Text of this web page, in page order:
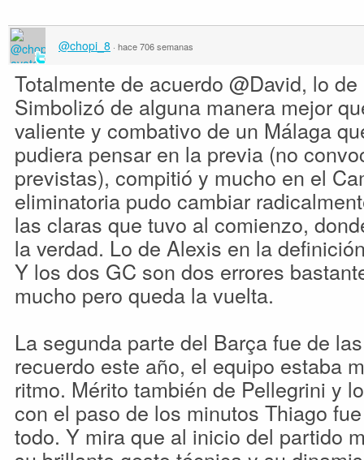
@chopi_8 · hace 706 semanas
Totalmente de acuerdo @David, lo
Simbolizó de alguna manera mejor
valiente y combativo de un Málaga
pudiera pensar en la previa (no
previstas), compitió y mucho en el
eliminatoria pudo cambiar
las claras que tuvo al comienzo,
la verdad. Lo de Alexis en la
Y los dos GC son dos errores
mucho pero queda la vuelta.
La segunda parte del Barça fue de
recuerdo este año, el equipo estaba
ritmo. Mérito también de Pellegrini y
con el paso de los minutos Thiago
todo. Y mira que al inicio del partido